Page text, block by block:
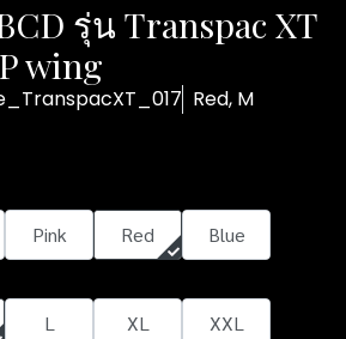
รุ่น Transpac XT
wing
Red, M
Pink Red Blue
L XL XXL